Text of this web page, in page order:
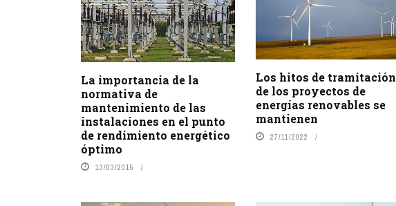
La importancia de la
normativa de
mantenimiento de las
instalaciones en el punto
de rendimiento energético
óptimo
13/03/2015
Los hitos de tramitación
de los proyectos de
energías renovables se
mantienen
27/11/2022